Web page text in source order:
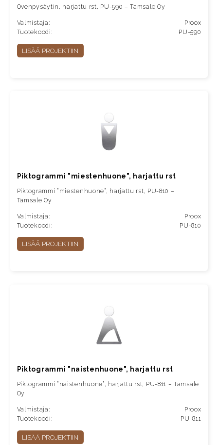
Ovenpysäytin, harjattu rst, PU-590 – Tamsale Oy
Valmistaja:
Proox
Tuotekoodi:
PU-590
LISÄÄ PROJEKTIIN
Piktogrammi "miestenhuone", harjattu rst
Piktogrammi ”miestenhuone”, harjattu rst, PU-810 –
Tamsale Oy
Valmistaja:
Proox
Tuotekoodi:
PU-810
LISÄÄ PROJEKTIIN
Piktogrammi "naistenhuone", harjattu rst
Piktogrammi ”naistenhuone”, harjattu rst, PU-811 – Tamsale
Oy
Valmistaja:
Proox
Tuotekoodi:
PU-811
LISÄÄ PROJEKTIIN